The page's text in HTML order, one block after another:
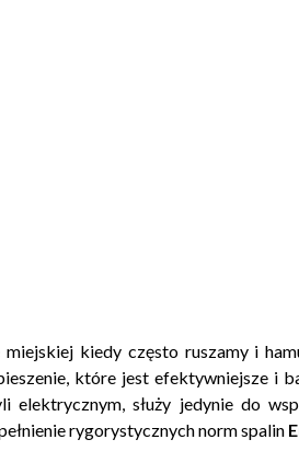
kiedy często ruszamy i
które jest efektywniejsze i
elektrycznym, służy jedynie do
rygorystycznych norm spalin